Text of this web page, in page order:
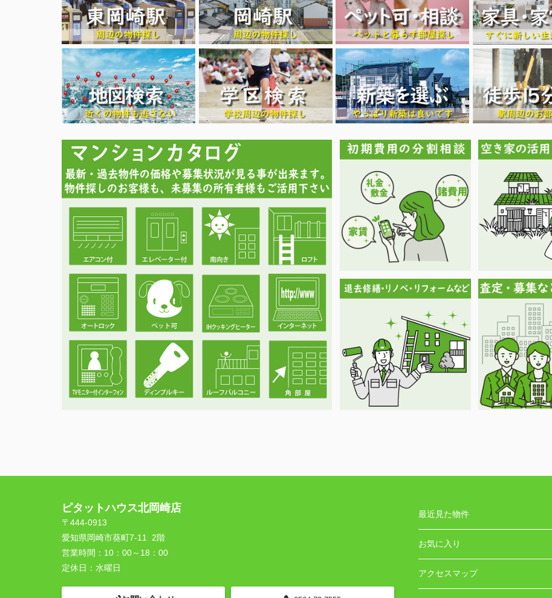
ピタットハウス北岡崎店
〒444-0913
愛知県岡崎市葵町7-11 2階
営業時間： 10：00～18：00
定休日： 水曜日
最近見た物件
お気に入り
アクセスマップ